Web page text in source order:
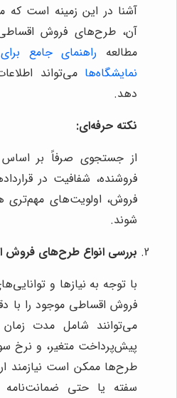
آشنا در این زمینه است که
آن، طرح‌های فروش
مطالعه راهنمای جامع
نمایشگاه‌ها می‌تواند
دهد.
نکته حرفه‌ای:
از جستجوی صرفاً بر اساس
فروشنده، شفافیت در
فروش، اولویت‌های مهم‌تری
شوند.
بررسی انواع طرح‌های فروش
با توجه به نیازها و
فروش اقساطی موجود را با
می‌توانند شامل مدت زمان
پیش‌پرداخت متغیر، و نرخ
طرح‌ها ممکن است نیازمند
سفته یا حتی ضمانت‌نامه